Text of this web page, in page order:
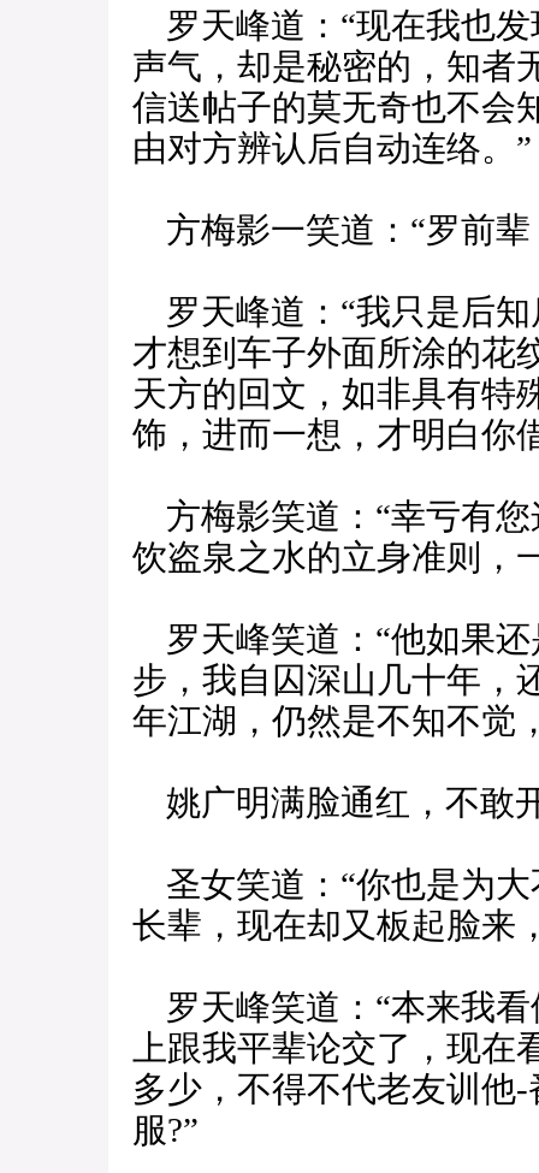
罗天峰道：“现在我也
声气，却是秘密的，知者
信送帖子的莫无奇也不会
由对方辨认后自动连络。”
方梅影一笑道：“罗前辈
罗天峰道：“我只是后
才想到车子外面所涂的花
天方的回文，如非具有特
饰，进而一想，才明白你
方梅影笑道：“幸亏有
饮盗泉之水的立身准则，
罗天峰笑道：“他如果
步，我自囚深山几十年，
年江湖，仍然是不知不觉
姚广明满脸通红，不敢
圣女笑道：“你也是为
长辈，现在却又板起脸来
罗天峰笑道：“本来我
上跟我平辈论交了，现
多少，不得不代老友训他
服?”